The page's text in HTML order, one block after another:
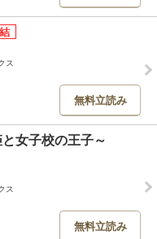
ス
無料立読み
女子校の王子～
ス
無料立読み